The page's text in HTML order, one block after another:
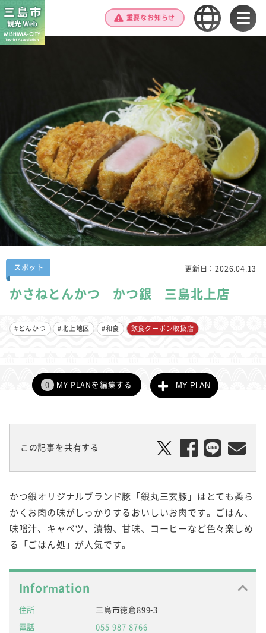
重要なお知らせ
スポット 更新日：2026.04.13
かさねとんかつ かつ銀 三島北上店
#とんかつ #北上地区 #和食 飲食クーポン取扱店
MY PLAN
0 MY PLANを編集する
この記事を共有する
かつ銀オリジナルブランド豚「銀丸三玄豚」はとても柔ら
かくお肉の味がしっかりするおいしいお肉です。ごはん、
味噌汁、キャベツ、漬物、甘味、コーヒーなど色々楽しめ
る「ごはん処」が人気です。
Information
住所
三島市徳倉899-3
電話
055-987-8766